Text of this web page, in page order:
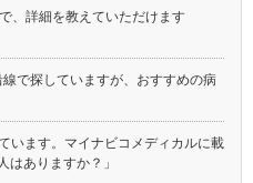
、詳細を教えていただけます
で探していますが、おすすめの病
います。マイナビコメディカルに載
はありますか？」